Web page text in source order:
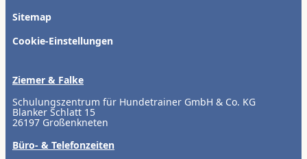
Sitemap
Cookie-Einstellungen
Ziemer & Falke
Schulungszentrum für Hundetrainer GmbH & Co. KG
Blanker Schlatt 15
26197 Großenkneten
Büro- & Telefonzeiten